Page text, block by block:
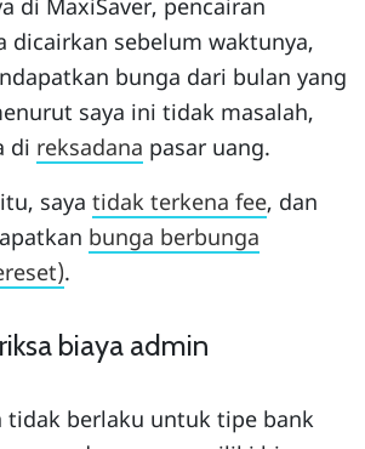
di MaxiSaver, pencairan
dicairkan sebelum waktunya,
bunga dari bulan yang
saya ini tidak masalah,
di reksadana pasar uang.
saya tidak terkena fee, dan
bunga berbunga
.
biaya admin
tidak berlaku untuk tipe bank